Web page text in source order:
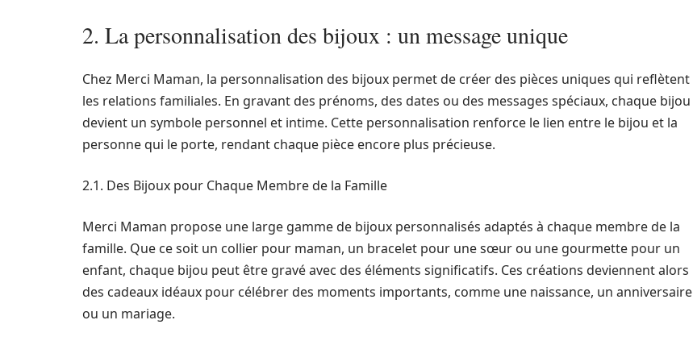
2. La personnalisation des bijoux : un message unique
Chez Merci Maman, la personnalisation des bijoux permet de créer des pièces uniques qui reflètent
les relations familiales. En gravant des prénoms, des dates ou des messages spéciaux, chaque bijou
devient un symbole personnel et intime. Cette personnalisation renforce le lien entre le bijou et la
personne qui le porte, rendant chaque pièce encore plus précieuse.
2.1. Des Bijoux pour Chaque Membre de la Famille
Merci Maman propose une large gamme de bijoux personnalisés adaptés à chaque membre de la
famille. Que ce soit un collier pour maman, un bracelet pour une sœur ou une gourmette pour un
enfant, chaque bijou peut être gravé avec des éléments significatifs. Ces créations deviennent alors
des cadeaux idéaux pour célébrer des moments importants, comme une naissance, un anniversaire
ou un mariage.